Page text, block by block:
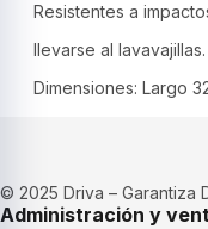
Resistentes a
llevarse al lavavajillas.
Dimensiones: Largo
© 2025 Driva – Garantiza
Administración y